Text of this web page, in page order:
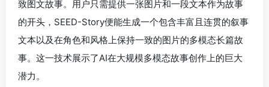
致图文故事。用户只需提供一张图片和一段文本作为故事
的开头，SEED-Story便能生成一个包含丰富且连贯的叙事
文本以及在角色和风格上保持一致的图片的多模态长篇故
事。这一技术展示了AI在大规模多模态故事创作上的巨大
潜力。